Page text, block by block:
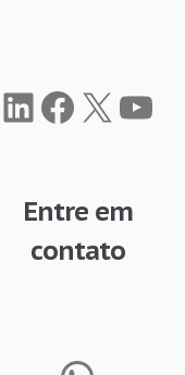
LinkedIn
Facebook
X
Entre em
contato